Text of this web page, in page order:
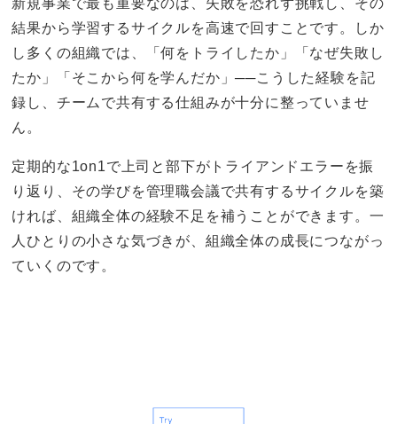
結果から学習するサイクルを高速で回すことです。しか
し多くの組織では、「何をトライしたか」「なぜ失敗し
たか」「そこから何を学んだか」──こうした経験を記
録し、チームで共有する仕組みが十分に整っていませ
ん。
定期的な1on1で上司と部下がトライアンドエラーを振
り返り、その学びを管理職会議で共有するサイクルを築
ければ、組織全体の経験不足を補うことができます。一
人ひとりの小さな気づきが、組織全体の成長につながっ
ていくのです。